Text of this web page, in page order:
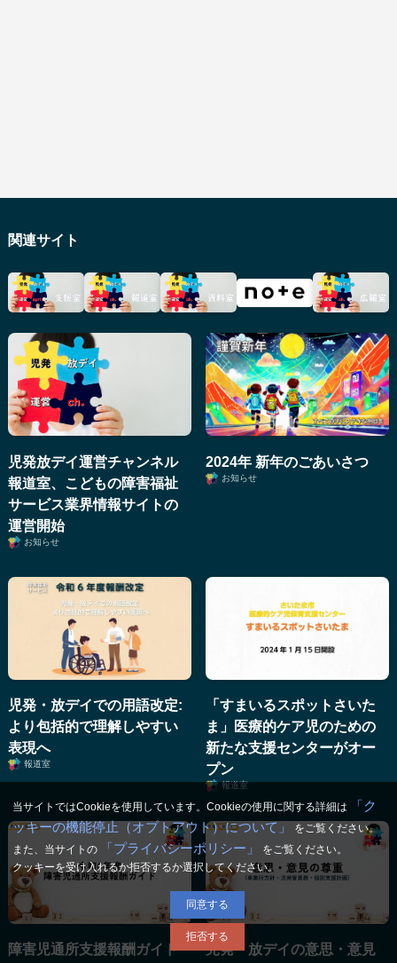
関連サイト
児発放デイ運営チャンネル
報道室、こどもの障害福祉
サービス業界情報サイトの
運営開始
お知らせ
2024年 新年のごあいさつ
お知らせ
児発・放デイでの用語改定:
より包括的で理解しやすい
表現へ
報道室
「すまいるスポットさいた
ま」医療的ケア児のための
新たな支援センターがオー
プン
報道室
障害児通所支援報酬ガイド
児発・放デイの意思・意見
当サイトではCookieを使用しています。Cookieの使用に関する詳細は
「ク
ッキーの機能停止（オプトアウト）について」
をご覧ください。
また、当サイトの
「プライバシーポリシー」
をご覧ください。
クッキーを受け入れるか拒否するか選択してください。
同意する
拒否する